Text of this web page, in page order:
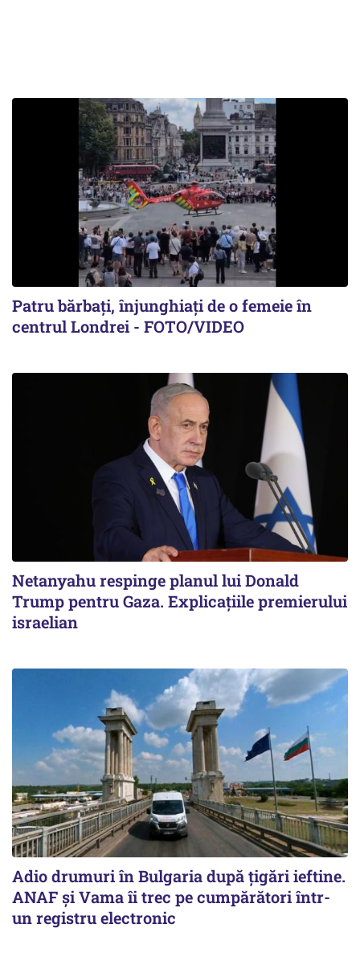
Patru bărbați, înjunghiați de o femeie în
centrul Londrei - FOTO/VIDEO
Netanyahu respinge planul lui Donald
Trump pentru Gaza. Explicațiile premierului
israelian
Adio drumuri în Bulgaria după țigări ieftine.
ANAF și Vama îi trec pe cumpărători într-
un registru electronic